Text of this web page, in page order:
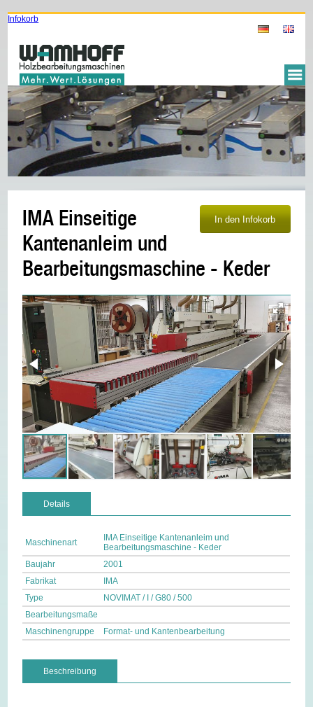
Infokorb
IMA Einseitige
Kantenanleim und
Bearbeitungsmaschine - Keder
Details
Maschinenart
IMA Einseitige Kantenanleim und
Bearbeitungsmaschine - Keder
Baujahr
2001
Fabrikat
IMA
Type
NOVIMAT / I / G80 / 500
Bearbeitungsmaße
Maschinengruppe
Format- und Kantenbearbeitung
Beschreibung